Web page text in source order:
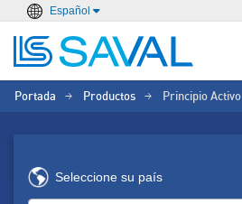
Español
Portada > Productos > Principio Activo
Seleccione su país